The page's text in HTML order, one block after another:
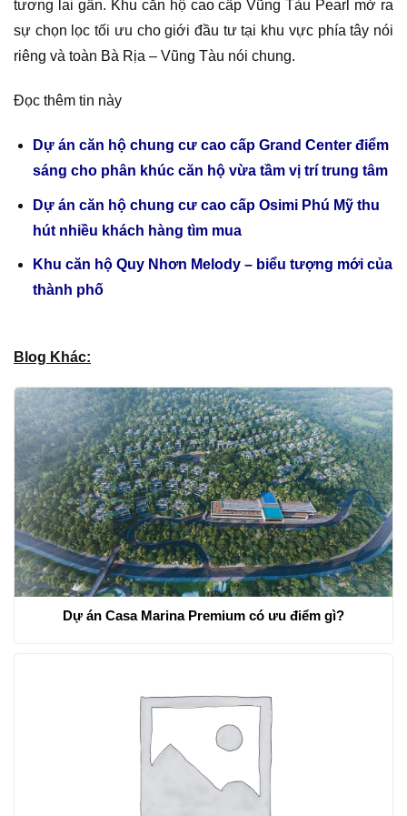
tương lai gần. Khu căn hộ cao cấp Vũng Tàu Pearl mở ra
sự chọn lọc tối ưu cho giới đầu tư tại khu vực phía tây nói
riêng và toàn Bà Rịa – Vũng Tàu nói chung.
Đọc thêm tin này
Dự án căn hộ chung cư cao cấp Grand Center điểm
sáng cho phân khúc căn hộ vừa tầm vị trí trung tâm
Dự án căn hộ chung cư cao cấp Osimi Phú Mỹ thu
hút nhiều khách hàng tìm mua
Khu căn hộ Quy Nhơn Melody – biểu tượng mới của
thành phố
Blog Khác:
Dự án Casa Marina Premium có ưu điểm gì?